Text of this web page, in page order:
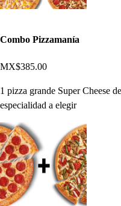
Combo Pizzamanía
MX$385.00
1 pizza grande Super Cheese
especialidad a elegir